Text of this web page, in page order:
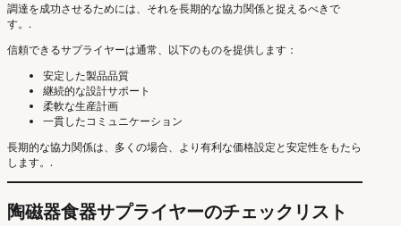
調達を成功させるためには、それを長期的な協力関係と捉えるべきで
す。.
信頼できるサプライヤーは通常、以下のものを提供します：
安定した製品品質
継続的な設計サポート
柔軟な生産計画
一貫したコミュニケーション
長期的な協力関係は、多くの場合、より有利な価格設定と安定性をもたら
します。.
陶磁器食器サプライヤーのチェックリスト